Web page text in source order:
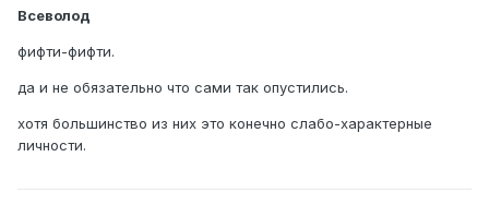
Всеволод
фифти-фифти.
да и не обязательно что сами так опустились.
хотя большинство из них это конечно слабо-характерные
личности.